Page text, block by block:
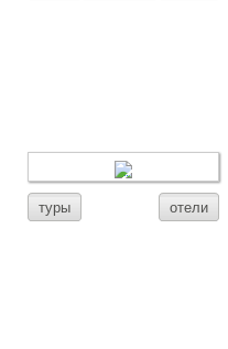
туры отели